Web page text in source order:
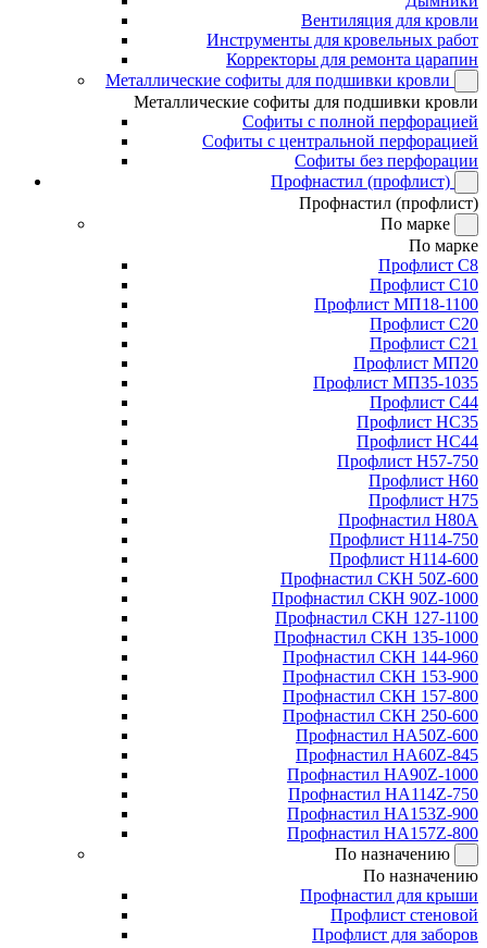
Вентиляция для кровли
Инструменты для кровельных работ
Корректоры для ремонта царапин
Металлические софиты для подшивки кровли
Металлические софиты для подшивки кровли
Софиты с полной перфорацией
Софиты с центральной перфорацией
Софиты без перфорации
Профнастил (профлист)
Профнастил (профлист)
По марке
По марке
Профлист С8
Профлист С10
Профлист МП18-1100
Профлист С20
Профлист С21
Профлист МП20
Профлист МП35-1035
Профлист С44
Профлист НС35
Профлист НС44
Профлист Н57-750
Профлист Н60
Профлист Н75
Профнастил Н80А
Профлист Н114-750
Профлист Н114-600
Профнастил СКН 50Z-600
Профнастил СКН 90Z-1000
Профнастил СКН 127-1100
Профнастил СКН 135-1000
Профнастил СКН 144-960
Профнастил СКН 153-900
Профнастил СКН 157-800
Профнастил СКН 250-600
Профнастил НА50Z-600
Профнастил НА60Z-845
Профнастил НА90Z-1000
Профнастил НА114Z-750
Профнастил НА153Z-900
Профнастил НА157Z-800
По назначению
По назначению
Профнастил для крыши
Профлист стеновой
Профлист для заборов